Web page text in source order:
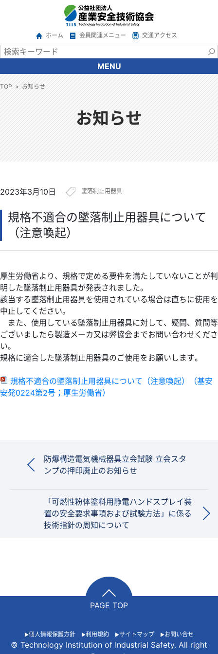
ホーム 会員関連メニュー 交通アクセス
MENU
協会について
会長あいさつ
協会の概要
沿革
情報公開
アクセス
広報
サービス一覧
検定
IECEx
海外関連サポート
TIIS認証
書籍等の頒布
職員募集
お問合せ・ご意見
TOP お知らせ
お知らせ
2023年3月10日 墜落制止用器具
規格不適合の墜落制止用器具について
（注意喚起）
厚生労働省より、規格で定める要件を満たしていないことが判
明した墜落制止用器具が発表されました。
該当する墜落制止用器具を使用されている場合は直ちに使用を
中止してください。
また、使用している墜落制止用器具に対して、疑問、質問等
ございましたら製造メーカ又は弊協会までお問い合わせくださ
い。
規格に適合した墜落制止用器具のご使用をお願いします。
規格不適合の墜落制止用器具について（注意喚起）（基安
安発0224第2号；厚生労働省）
防爆構造電気機械器具立会試験 立会スタ
ンプの押印廃止のお知らせ
「可燃性粉体塗料用静電ハンドスプレイ装
置の安全要求事項および試験方法」に係る
技術指針の周知について
PAGE TOP
個人情報保護方針 利用規約 サイトマップ お問い合せ
© Technology Institution of Industrial Safety. All right